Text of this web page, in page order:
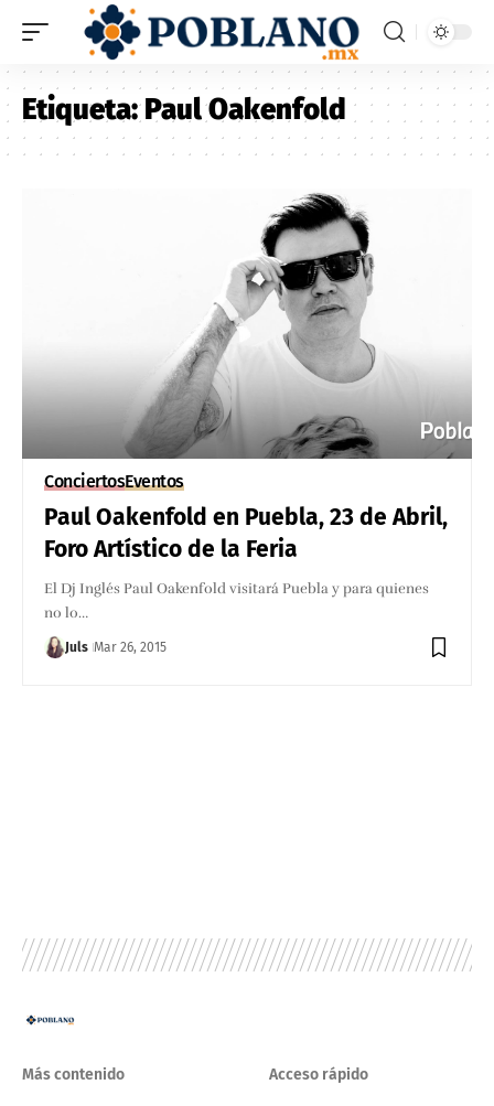
Etiqueta:Paul Oakenfold
ConciertosEventos
Paul Oakenfold en Puebla, 23 de Abril,
Foro Artístico de la Feria
El Dj Inglés Paul Oakenfold visitará Puebla y para quienes
no lo…
Juls Mar 26, 2015
Más contenido Acceso rápido